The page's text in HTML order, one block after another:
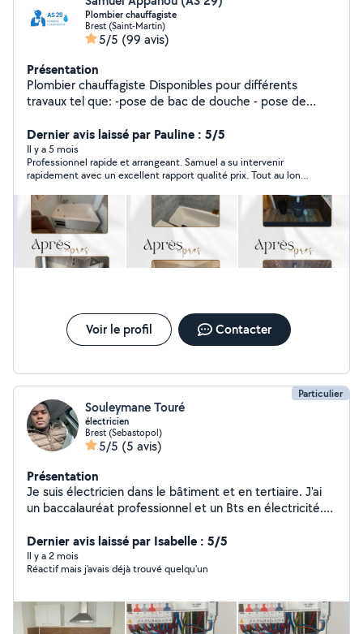
Plombier chauffagiste
Brest (Saint-Martin)
5/5 (99 avis)
Présentation
Plombier chauffagiste Disponibles pour différents
travaux tel que: -pose de bac de douche - pose de
bain -débouchage toilette, salle de bain, évier -
installation chaudière / ballon d'eau chaude -Pose WC -
Installation évier -Pose de radiateur Ext..
Dernier avis laissé par Pauline : 5/5
Il y a 5 mois
Professionnel rapide et arrangeant. Samuel a su intervenir
rapidement avec un excellent rapport qualité prix. Tout au long
Voir le profil Contacter
Particulier
Souleymane Touré
électricien
Brest (Sebastopol)
5/5 (5 avis)
Présentation
Je suis électricien dans le bâtiment et en tertiaire. J'ai
un baccalauréat professionnel et un Bts en électricité.
mes services pour des travaux d'ordres électriques tels
que: Dépannage électrique Remplacement
d'appareillages. Sérieux , rigoureux et respectueux. Je
à me contacter .
Dernier avis laissé par Isabelle : 5/5
Il y a 2 mois
Réactif mais j'avais déjà trouvé quelqu'un